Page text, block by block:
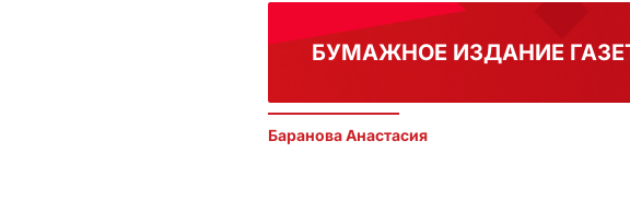
БУМАЖНОЕ ИЗДАНИЕ
Баранова Анастасия